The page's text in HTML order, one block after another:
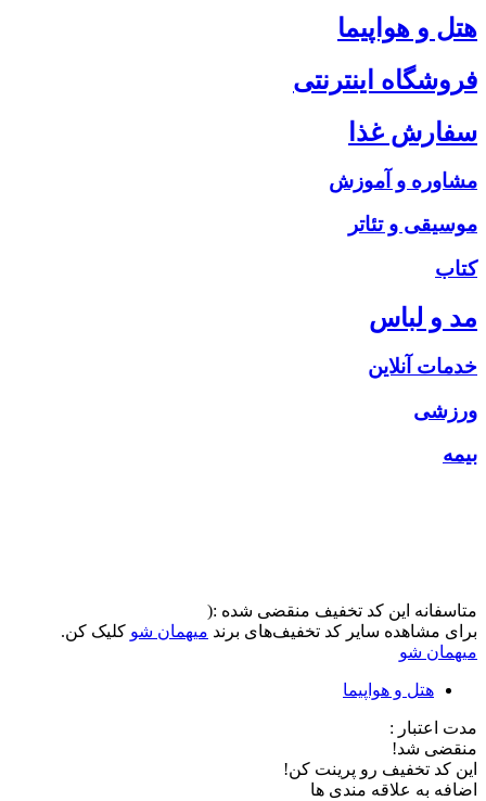
هتل و هواپیما
فروشگاه اینترنتی
سفارش غذا
مشاوره و آموزش
موسیقی و تئاتر
کتاب
مد و لباس
خدمات آنلاین
ورزشی
بیمه
متاسفانه این کد تخفیف منقضی شده :(
برای مشاهده سایر کد تخفیف‌های برند میهمان شو کلیک کن.
میهمان شو
هتل و هواپیما
مدت اعتبار :
منقضی شد!
این کد تخفیف رو پرینت کن!
اضافه به علاقه مندی ها